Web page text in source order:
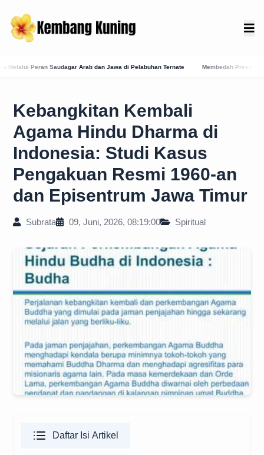
Jawa di Pelabuhan Ternate Membedah Presensi Online Karangasem: Strategi
Kebangkitan Kembali
Agama Hindu Dharma di
Indonesia: Studi Kasus
Pengakuan Resmi 1960-an
dan Episentrum Jawa Timur
Subrata 09, Juni, 2026, 08:19:00 Spiritual
Daftar Isi Artikel